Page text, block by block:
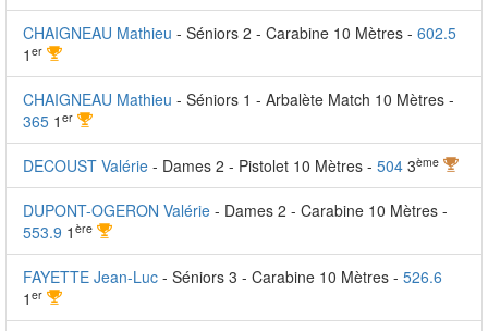
CHAIGNEAU Mathieu - Séniors 2 - Carabine 10 Mètres - 602.5
1 er
CHAIGNEAU Mathieu - Séniors 1 - Arbalète Match 10 Mètres -
365 1 er
DECOUST Valérie - Dames 2 - Pistolet 10 Mètres - 504 3ème
DUPONT-OGERON Valérie - Dames 2 - Carabine 10 Mètres -
553.9 1 ère
FAYETTE Jean-Luc - Séniors 3 - Carabine 10 Mètres - 526.6
1 er